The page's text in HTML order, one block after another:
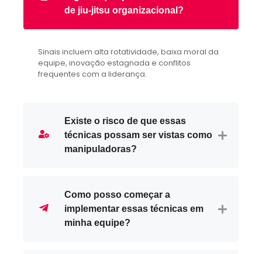
de jiu-jitsu organizacional?
Sinais incluem alta rotatividade, baixa moral da
equipe, inovação estagnada e conflitos
frequentes com a liderança.
Existe o risco de que essas
técnicas possam ser vistas como
manipuladoras?
Como posso começar a
implementar essas técnicas em
minha equipe?